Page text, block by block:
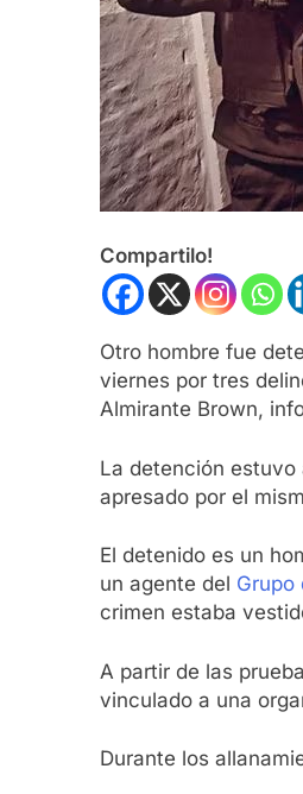
Compartilo!
Otro hombre fue
viernes por tres
Almirante Brown,
La detención estuvo
apresado por el
El detenido es un
un agente del Grupo
crimen estaba
A partir de las
vinculado a una
Durante los